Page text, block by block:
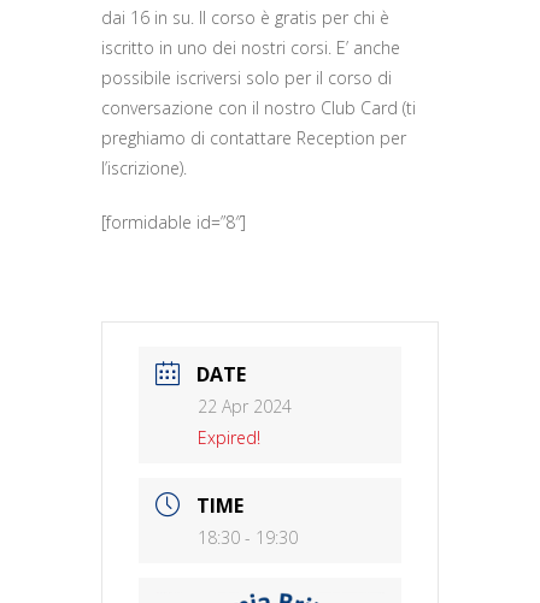
dai 16 in su. Il corso è gratis per chi è
iscritto in uno dei nostri corsi. E’ anche
possibile iscriversi solo per il corso di
conversazione con il nostro Club Card (ti
preghiamo di contattare Reception per
l’iscrizione).
[formidable id=”8″]
DATE
22 Apr 2024
Expired!
TIME
18:30 - 19:30